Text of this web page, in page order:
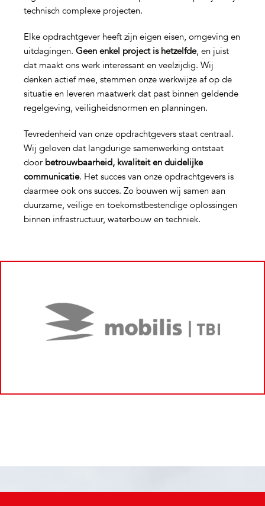
technisch complexe projecten.
Elke opdrachtgever heeft zijn eigen eisen, omgeving en
uitdagingen. Geen enkel project is hetzelfde, en juist
dat maakt ons werk interessant en veelzijdig. Wij
denken actief mee, stemmen onze werkwijze af op de
situatie en leveren maatwerk dat past binnen geldende
regelgeving, veiligheidsnormen en planningen.
Tevredenheid van onze opdrachtgevers staat centraal.
Wij geloven dat langdurige samenwerking ontstaat
door betrouwbaarheid, kwaliteit en duidelijke
communicatie. Het succes van onze opdrachtgevers is
daarmee ook ons succes. Zo bouwen wij samen aan
duurzame, veilige en toekomstbestendige oplossingen
binnen infrastructuur, waterbouw en techniek.